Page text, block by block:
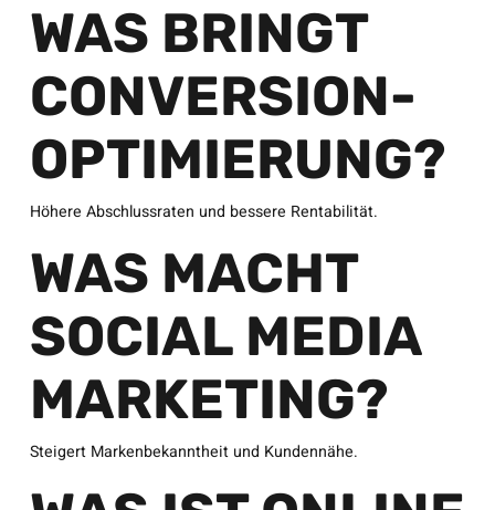
WAS BRINGT
CONVERSION-
OPTIMIERUNG?
Höhere Abschlussraten und bessere Rentabilität.
WAS MACHT
SOCIAL MEDIA
MARKETING?
Steigert Markenbekanntheit und Kundennähe.